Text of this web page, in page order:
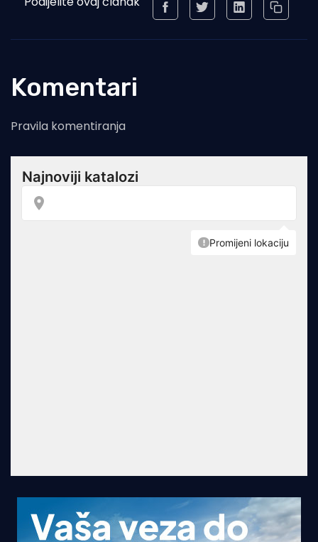
Komentari
Pravila komentiranja